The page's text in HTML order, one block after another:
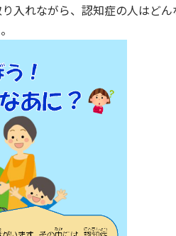
入れながら、認知症の人はど